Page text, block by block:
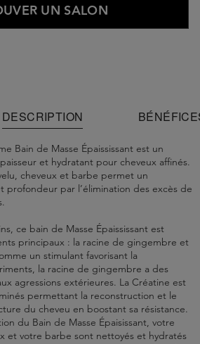
UN SALON
DESCRIPTION
Bain de Masse Épaississant est un
et hydratant pour cheveux affinés.
cheveux et barbe permet un
profondeur par l’élimination des excès de
ce bain de Masse Épaississant est
principaux : la racine de gingembre et
un stimulant favorisant la
la racine de gingembre a des
agressions extérieures. La Créatine est
permettant la reconstruction et le
du cheveu en boostant sa résistance.
du Bain de Masse Épaisissant, votre
et votre barbe sont nettoyés et hydratés